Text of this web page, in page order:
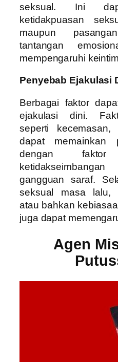
seksual. Ini
ketidakpuasan
maupun
tantangan
mempengaruhi
Penyebab Ejakulasi
Berbagai faktor
ejakulasi dini.
seperti
dapat memainkan
dengan
gangguan saraf.
seksual masa lalu,
atau bahkan
juga dapat
Agen